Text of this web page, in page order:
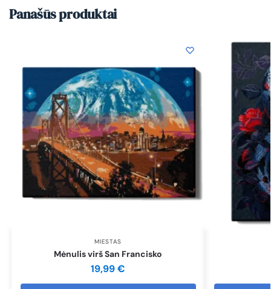
Panašūs produktai
MIESTAS
Mėnulis virš San Francisko
19,99€